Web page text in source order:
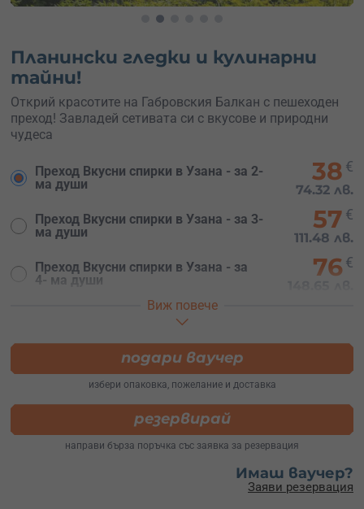
Планински гледки и кулинарни
тайни!
Открий красотите на Габровския Балкан с пешеходен
преход! Завладей сетивата си с вкусове и природни
чудеса
Преход Вкусни спирки в Узана - за 2-
ма души
38 €
74.32 лв.
Преход Вкусни спирки в Узана - за 3-
ма души
57 €
111.48 лв.
Преход Вкусни спирки в Узана - за
4- ма души
76€
Преход Вкусни спирки в Узана - за
Преход Вкусни спирки в Узана - за
6- ма души
Виж повече
подари ваучер
избери опаковка, пожелание и доставка
резервирай
направи бърза поръчка със заявка за резервация
Имаш ваучер?
Заяви резервация